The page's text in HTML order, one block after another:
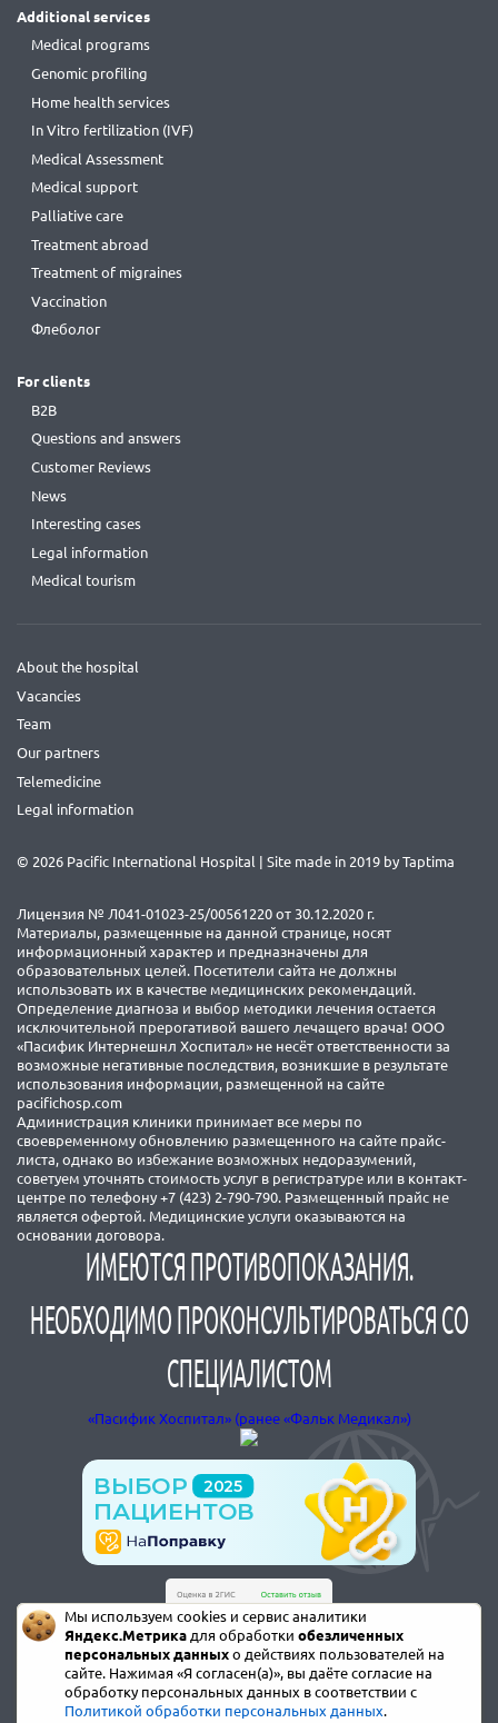
Additional services
Medical programs
Genomic profiling
Home health services
In Vitro fertilization (IVF)
Medical Assessment
Medical support
Palliative care
Treatment abroad
Treatment of migraines
Vaccination
Флеболог
For clients
B2B
Questions and answers
Customer Reviews
News
Interesting cases
Legal information
Medical tourism
About the hospital
Vacancies
Team
Our partners
Telemedicine
Legal information
© 2026 Pacific International Hospital | Site made in 2019 by Taptima
Лицензия № Л041-01023-25/00561220 от 30.12.2020 г.
Материалы, размещенные на данной странице, носят
информационный характер и предназначены для
образовательных целей. Посетители сайта не должны
использовать их в качестве медицинских рекомендаций.
Определение диагноза и выбор методики лечения остается
исключительной прерогативой вашего лечащего врача! ООО
«Пасифик Интернешнл Хоспитал» не несёт ответственности за
возможные негативные последствия, возникшие в результате
использования информации, размещенной на сайте
pacifichosp.com
Администрация клиники принимает все меры по
своевременному обновлению размещенного на сайте прайс-
листа, однако во избежание возможных недоразумений,
советуем уточнять стоимость услуг в регистратуре или в контакт-
центре по телефону +7 (423) 2-790-790. Размещенный прайс не
является офертой. Медицинские услуги оказываются на
основании договора.
ИМЕЮТСЯ ПРОТИВОПОКАЗАНИЯ.
НЕОБХОДИМО ПРОКОНСУЛЬТИРОВАТЬСЯ СО
СПЕЦИАЛИСТОМ
«Пасифик Хоспитал» (ранее «Фальк Медикал»)
Мы используем cookies и сервис аналитики
Яндекс.Метрикадля обработки обезличенных
персональных данныхо действиях пользователей на
сайте. Нажимая «Я согласен(а)», вы даёте согласие на
обработку персональных данных в соответствии с
Политикой обработки персональных данных.